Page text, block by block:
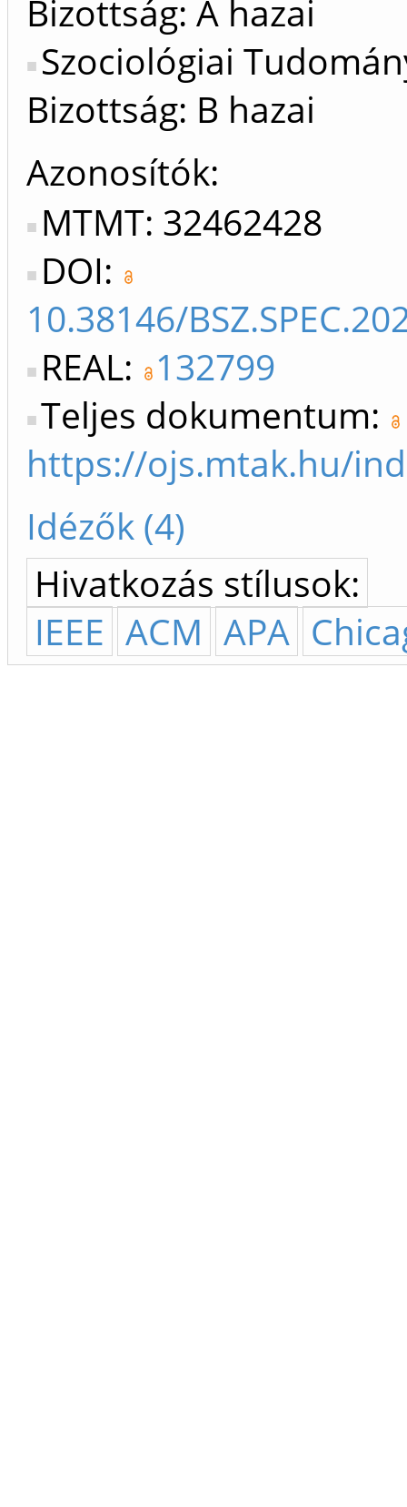
Bizottság: A hazai
Szociológiai
Bizottság: B hazai
Azonosítók
MTMT: 32462428
DOI:
10.38146/
REAL: 132799
Teljes dokumentum:
https://ojs.mtak.hu/
Idézők (4)
Hivatkozás stílusok:
IEEE ACM APA